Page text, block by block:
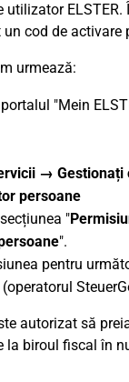
ELSTER.
cod de activare
urmează:
"Mein
→
persoane
"
".
pentru
(operatorul
autorizat să
la biroul fiscal în